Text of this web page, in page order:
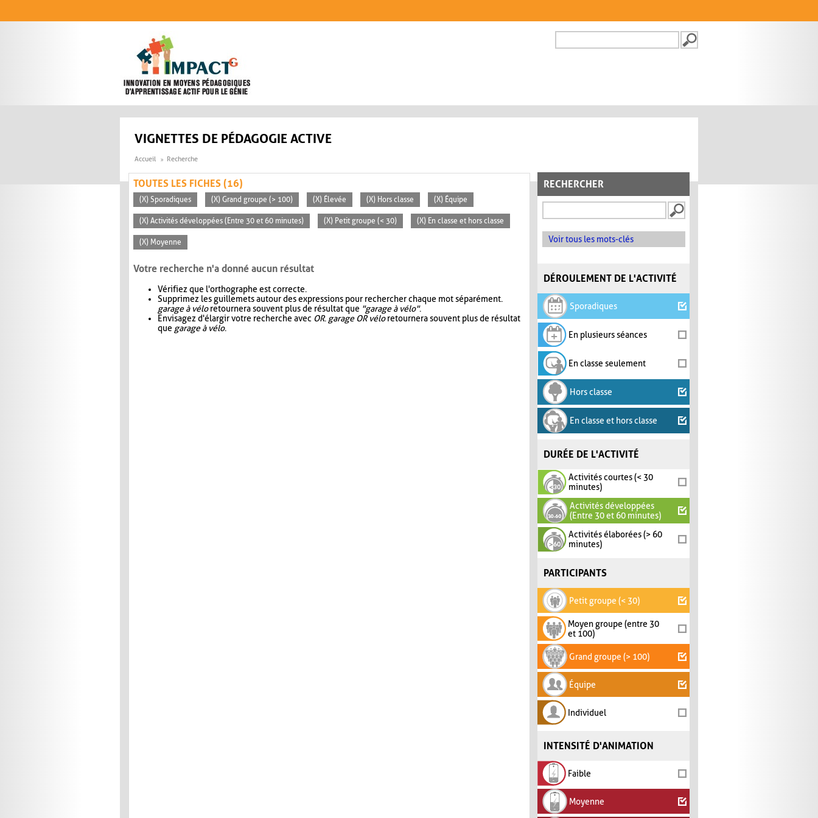
FORMULAIRE DE
VIGNETTES DE PÉDAGOGIE ACTIVE
Accueil Recherche
RECHERCHER
Voir tous les mots-clés
DÉROULEMENT DE L'ACTIVITÉ
Sporadiques
En plusieurs séances
En classe seulement
Hors classe
En classe et hors classe
DURÉE DE L'ACTIVITÉ
Activités courtes (< 30
minutes)
Activités développées
(Entre 30 et 60 minutes)
Activités élaborées (> 60
minutes)
PARTICIPANTS
Petit groupe (< 30)
Moyen groupe (entre 30
et 100)
Grand groupe (> 100)
Équipe
Individuel
INTENSITÉ D'ANIMATION
Faible
Moyenne
TOUTES LES FICHES (16)
(X) Sporadiques (X) Grand groupe (> 100) (X) Élevée (X) Hors classe (X) Équipe
(X) Activités développées (Entre 30 et 60 minutes) (X) Petit groupe (< 30) (X) En classe et hors classe
(X) Moyenne
Votre recherche n'a donné aucun résultat
Vérifiez que l'orthographe est correcte.
Supprimez les guillemets autour des expressions pour rechercher chaque mot séparément.
garage à véloretournera souvent plus de résultat que "garage à vélo".
Envisagez d'élargir votre recherche avec OR. garage OR véloretournera souvent plus de résultat
que garage à vélo.